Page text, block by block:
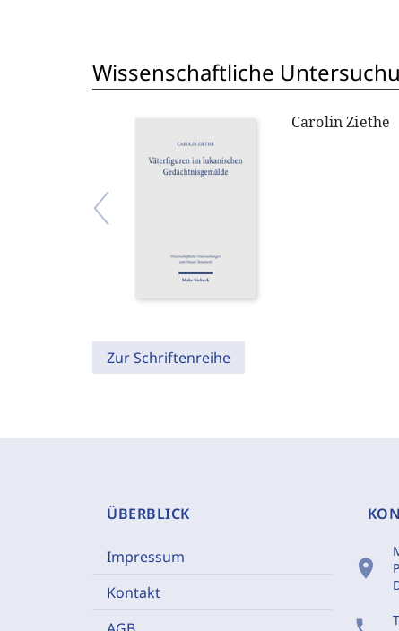
Wissenschaftliche
Carolin Ziethe
Zur Schriftenreihe
ÜBERBLICK
Impressum
Kontakt
location_on